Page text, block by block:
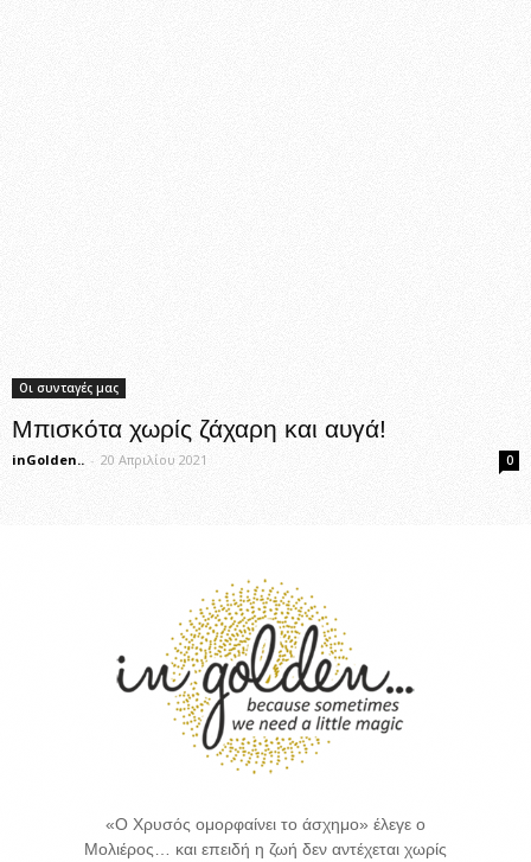
Οι συνταγές μας
Μπισκότα χωρίς ζάχαρη και αυγά!
inGolden.. - 20 Απριλίου 2021 0
«Ο Χρυσός ομορφαίνει το άσχημο» έλεγε ο
Μολιέρος… και επειδή η ζωή δεν αντέχεται χωρίς